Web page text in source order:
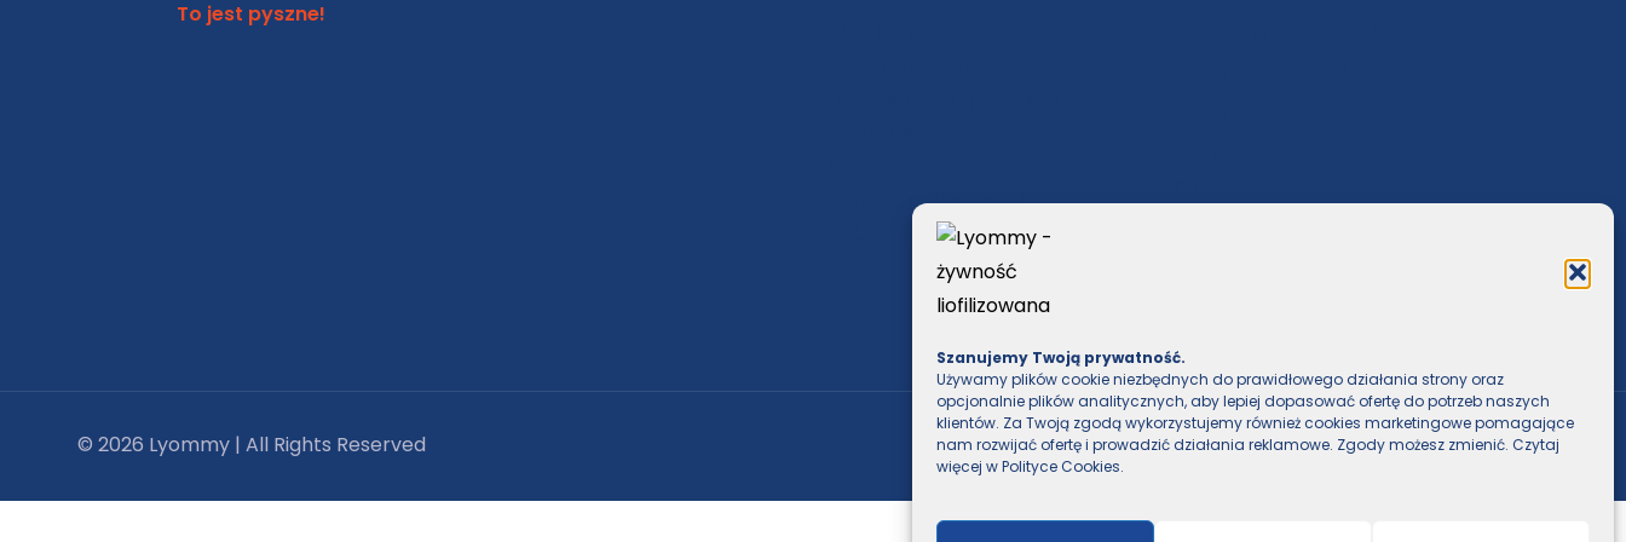
Szanujemy Twoją prywatność.
Używamy plików cookie niezbędnych do prawidłowego działania strony oraz
opcjonalnie plików analitycznych, aby lepiej dopasować ofertę do potrzeb naszych
klientów. Za Twoją zgodą wykorzystujemy również cookies marketingowe pomagające
nam rozwijać ofertę i prowadzić działania reklamowe. Zgody możesz zmienić. Czytaj
więcej wPolityce Cookies.
To jest pyszne!
Polityka prywatności
© 2026 Lyommy | All Rights Reserved